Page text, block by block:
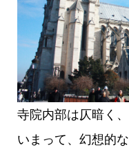
寺院内部は仄暗く
いまって、幻想的